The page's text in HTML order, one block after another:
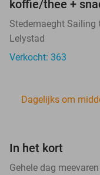
koffie/thee +
Stedemaeght Sailing
Lelystad
Verkocht: 363
Dagelijks om
In het kort
Gehele dag